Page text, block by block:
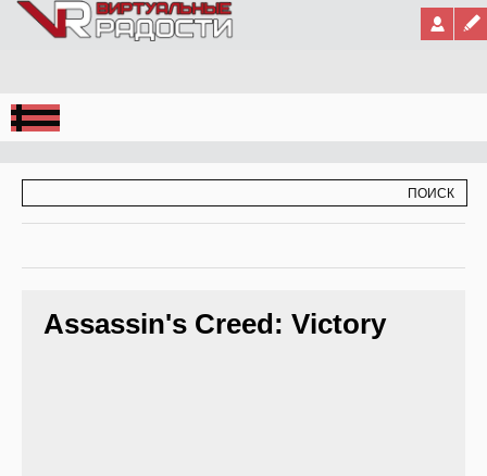
Jump to Navigation
Assassin's Creed: Victory